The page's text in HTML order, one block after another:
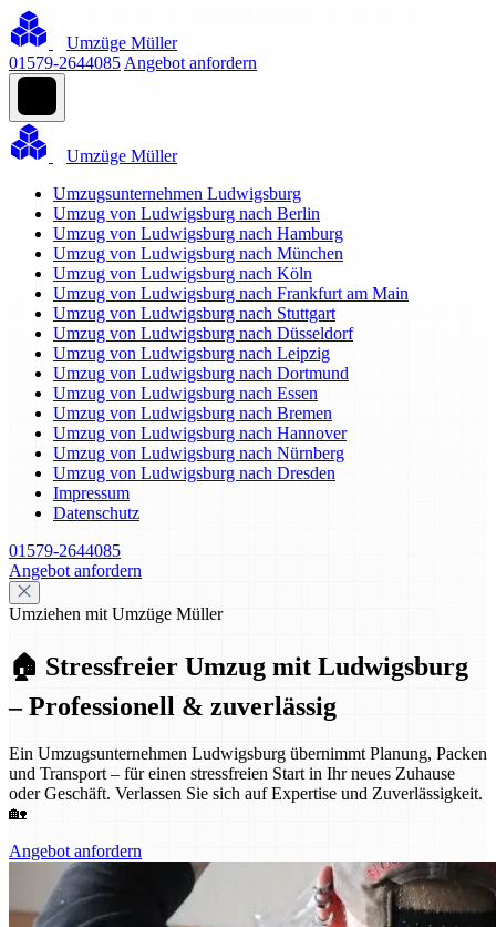
Umzüge Müller
01579-2644085 Angebot anfordern
Umzüge Müller
Umzugsunternehmen Ludwigsburg
Umzug von Ludwigsburg nach Berlin
Umzug von Ludwigsburg nach Hamburg
Umzug von Ludwigsburg nach München
Umzug von Ludwigsburg nach Köln
Umzug von Ludwigsburg nach Frankfurt am Main
Umzug von Ludwigsburg nach Stuttgart
Umzug von Ludwigsburg nach Düsseldorf
Umzug von Ludwigsburg nach Leipzig
Umzug von Ludwigsburg nach Dortmund
Umzug von Ludwigsburg nach Essen
Umzug von Ludwigsburg nach Bremen
Umzug von Ludwigsburg nach Hannover
Umzug von Ludwigsburg nach Nürnberg
Umzug von Ludwigsburg nach Dresden
Impressum
Datenschutz
01579-2644085
Angebot anfordern
Umziehen mit Umzüge Müller
🏠 Stressfreier Umzug mit Ludwigsburg
– Professionell & zuverlässig
Ein Umzugsunternehmen Ludwigsburg übernimmt Planung, Packen
und Transport – für einen stressfreien Start in Ihr neues Zuhause
oder Geschäft. Verlassen Sie sich auf Expertise und Zuverlässigkeit.
🏡
Angebot anfordern